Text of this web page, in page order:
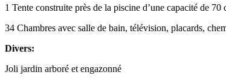
1 Tente construite près de la piscine d’une capacité de 70
34 Chambres avec salle de bain, télévision, placards,
Divers:
Joli jardin arboré et engazonné